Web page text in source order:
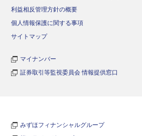
利益相反管理方針の概要
個人情報保護に関する事項
サイトマップ
マイナンバー
証券取引等監視委員会 情報提供窓口
みずほフィナンシャルグループ